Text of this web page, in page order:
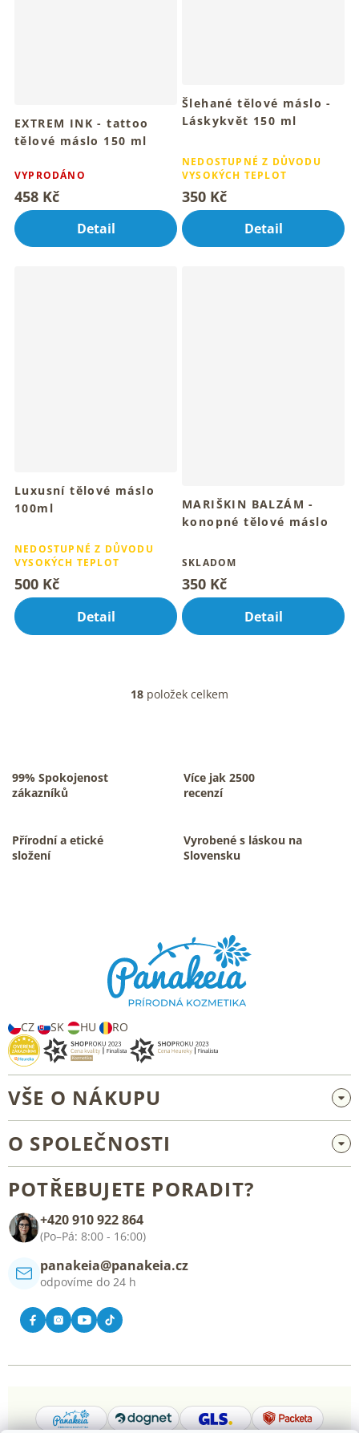
EXTREM INK - tattoo
tělové máslo 150 ml
zářivé tetování
VYPRODÁNO
458 Kč
Detail
Šlehané tělové máslo -
Láskykvět 150 ml
hodnocení
produktu
je
4,1
z
5
NEDOSTUPNÉ Z DŮVODU
VYSOKÝCH TEPLOT
350 Kč
Detail
Luxusní tělové máslo
100ml
hodnocení
produktu
je
5,0
z
5
NEDOSTUPNÉ Z DŮVODU
VYSOKÝCH TEPLOT
500 Kč
Detail
MARIŠKIN BALZÁM -
konopné tělové máslo
Pro hebkou pokožku celého
tvého těla
hodnocení
produktu
je
5,0
z
SKLADOM
350 Kč
Detail
O
a
c
r
v
i
u
18 položek celkem
99% Spokojenost
zákazníků
Více jak 2500
recenzí
Přírodní a etické
složení
Vyrobené s láskou na
Slovensku
CZ SK HU RO
VŠE O NÁKUPU
Velkoobchod a spolupráce
Všeobecné obchodní podmínky
O SPOLEČNOSTI
Kontakt
POTŘEBUJETE PORADIT?
+420 910 922 864
(Po–Pá: 8:00 - 16:00)
panakeia@panakeia.cz
odpovíme do 24 h